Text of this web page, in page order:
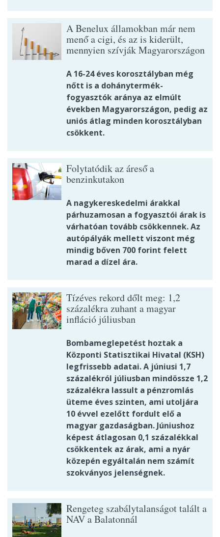
A Benelux államokban már nem
menő a cigi, és az is kiderült,
mennyien szívják Magyarországon
A 16-24 éves korosztályban még
nőtt is a dohánytermék-
fogyasztók aránya az elmúlt
években Magyarországon, pedig az
uniós átlag minden korosztályban
csökkent.
Folytatódik az áreső a
benzinkutakon
A nagykereskedelmi árakkal
párhuzamosan a fogyasztói árak is
várhatóan tovább csökkennek. Az
autópályák mellett viszont még
mindig bőven 700 forint felett
marad a dízel ára.
Tízéves rekord dőlt meg: 1,2
százalékra zuhant a magyar
infláció júliusban
Bombameglepetést hoztak a
Központi Statisztikai Hivatal (KSH)
legfrissebb adatai. A júniusi 1,7
százalékról júliusban mindössze 1,2
százalékra lassult a pénzromlás
üteme éves szinten, ami utoljára
10 évvel ezelőtt fordult elő a
magyar gazdaságban. Júniushoz
képest átlagosan 0,1 százalékkal
csökkentek az árak, ami a nyár
közepén egyáltalán nem számít
szokványos jelenségnek.
Rengeteg szabálytalanságot talált a
NAV a Balatonnál